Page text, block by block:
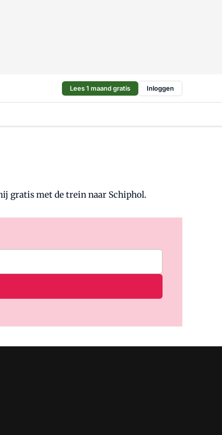
Lees 1 maand gratis Inloggen
gratis met de trein naar Schiphol.